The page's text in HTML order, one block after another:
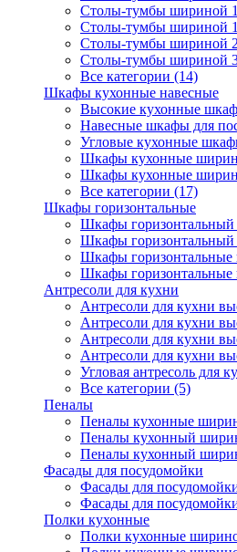
Столы-тумбы шириной
Столы-тумбы шириной
Столы-тумбы шириной
Столы-тумбы шириной
Все категории (14)
Шкафы кухонные навесные
Высокие кухонные
Навесные шкафы для
Угловые кухонные
Шкафы кухонные
Шкафы кухонные
Все категории (17)
Шкафы горизонтальные
Шкафы
Шкафы
Шкафы
Шкафы
Антресоли для кухни
Антресоли для кухни
Антресоли для кухни
Антресоли для кухни
Антресоли для кухни
Угловая антресоль для
Все категории (5)
Пеналы
Пеналы кухонные
Пеналы кухонный
Пеналы кухонный
Фасады для посудомойки
Фасады для
Фасады для
Полки кухонные
Полки кухонные